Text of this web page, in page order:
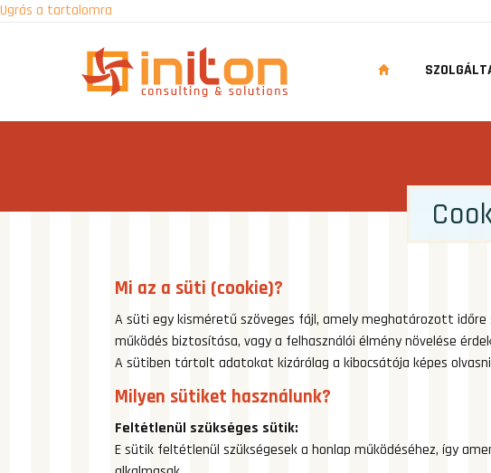
Ugrás a tartalomra
Mi az a süti (cookie)?
A süti egy kisméretű szöveges fájl, amely meghatározott
működés biztosítása, vagy a felhasználói élmény növelése
A sütiben tártolt adatokat kizárólag a kibocsátója képes
Milyen sütiket használunk?
Feltétlenül szükséges sütik:
E sütik feltétlenül szükségesek a honlap működéséhez, így